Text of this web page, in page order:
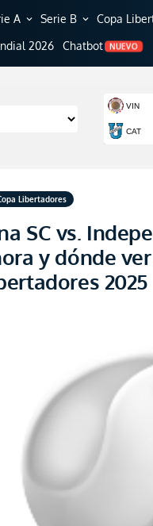
A expand_more Serie B expand_more Copa
2026 Chatbot NUEVO
Libertadores
SC vs.
y dónde
2025